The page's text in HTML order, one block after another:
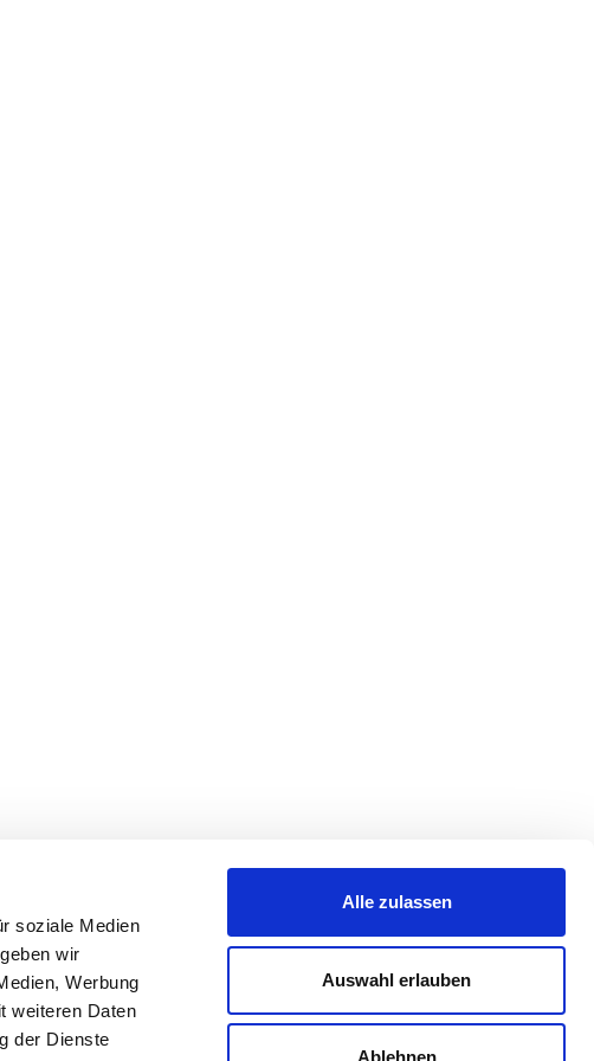
soziale Medien
wir
Werbung
weiteren Daten
der Dienste
Alle zulassen
Auswahl erlauben
Ablehnen